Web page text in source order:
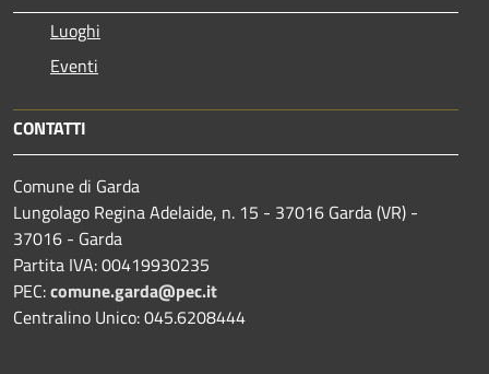
Luoghi
Eventi
CONTATTI
Comune di Garda
Lungolago Regina Adelaide, n. 15 - 37016 Garda (VR) -
37016 - Garda
Partita IVA: 00419930235
PEC:comune.garda@pec.it
Centralino Unico: 045.6208444